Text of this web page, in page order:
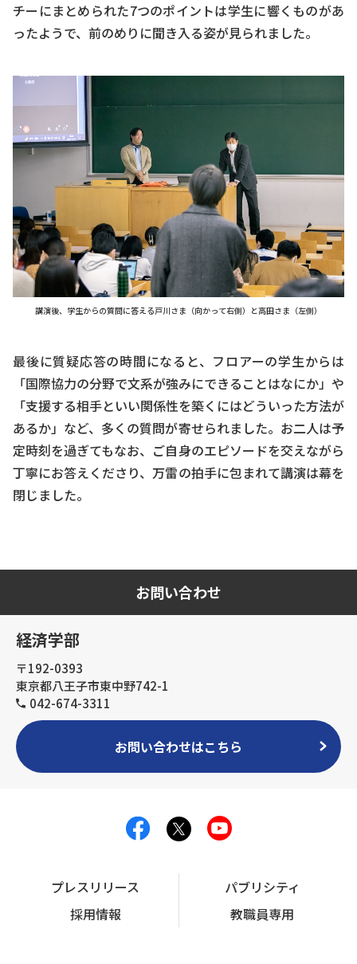
チーにまとめられた7つのポイントは学生に響くものがあ
ったようで、前のめりに聞き入る姿が見られました。
講演後、学生からの質問に答える戸川さま（向かって右側）と高田さま（左側）
最後に質疑応答の時間になると、フロアーの学生からは
「国際協力の分野で文系が強みにできることはなにか」や
「支援する相手といい関係性を築くにはどういった方法が
あるか」など、多くの質問が寄せられました。お二人は予
定時刻を過ぎてもなお、ご自身のエピソードを交えながら
丁寧にお答えくださり、万雷の拍手に包まれて講演は幕を
閉じました。
お問い合わせ
経済学部
〒192-0393
東京都八王子市東中野742-1
042-674-3311
お問い合わせはこちら
プレスリリース
パブリシティ
採用情報
教職員専用